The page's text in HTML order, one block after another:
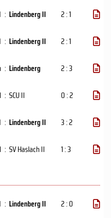
: Lindenberg II
2 : 1
: Lindenberg II
2 : 1
: Lindenberg
2 : 3
: SCU II
0 : 2
: Lindenberg II
3 : 2
: SV Haslach II 1 : 3
: Lindenberg II
2 : 0